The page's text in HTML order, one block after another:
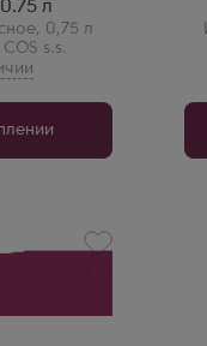
л
, 0,75 л
s.s.